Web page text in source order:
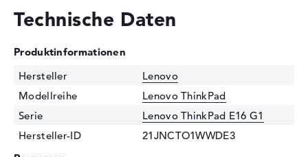
Technische Daten
Produktinformationen
Hersteller
Lenovo
Modellreihe
Lenovo ThinkPad
Serie
Lenovo ThinkPad E16 G1
Hersteller-ID
21JNCTO1WWDE3